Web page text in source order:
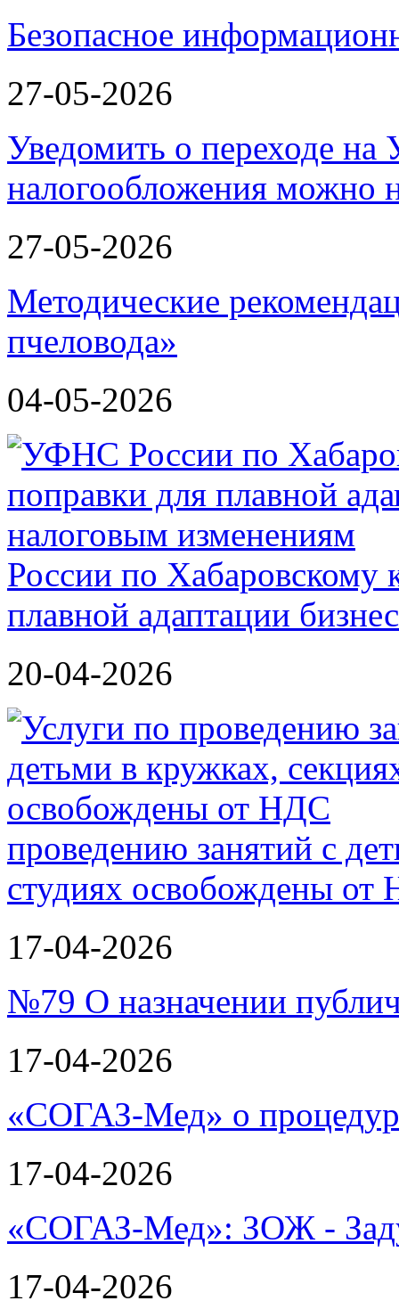
Безопасное
27-05-2026
Уведомить о переходе
налогообложения можно
27-05-2026
Методические
пчеловода»
04-05-2026
России по Хабаровскому
плавной адаптации
20-04-2026
проведению занятий с
студиях освобождены
17-04-2026
№79 О назначении
17-04-2026
«СОГАЗ-Мед» о
17-04-2026
«СОГАЗ-Мед»: ЗОЖ -
17-04-2026